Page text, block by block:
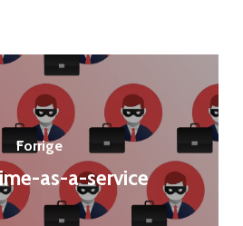
Forrige
as-a-service